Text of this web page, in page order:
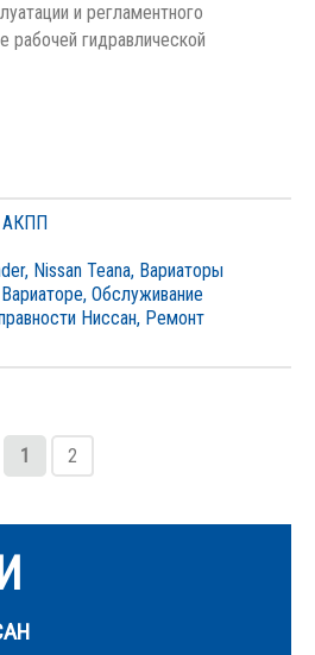
и регламентного
рабочей гидравлической
АКПП
, Nissan Teana, Вариаторы
, Обслуживание
Ниссан, Ремонт
1 2